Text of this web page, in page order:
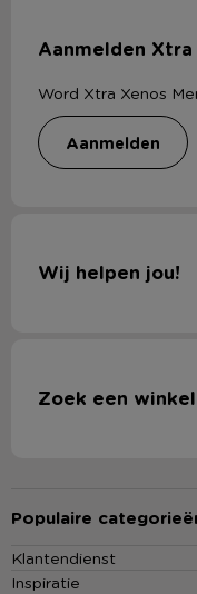
Aanmelden Xtra
Word Xtra Xenos
aanmelden
Wij helpen jou!
Zoek een
Populaire
Klantendienst
Inspiratie